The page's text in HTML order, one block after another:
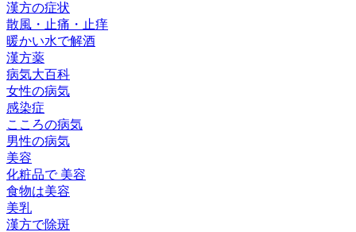
漢方の症状
散風・止痛・止痒
暖かい水で解酒
漢方薬
病気大百科
女性の病気
感染症
こころの病気
男性の病気
美容
化粧品で 美容
食物は美容
美乳
漢方で除斑